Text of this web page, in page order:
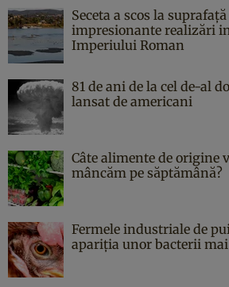
Seceta a scos la
impresionante realizări
Imperiului Roman
81 de ani de la cel de-al
lansat de americani
Câte alimente de origine
mâncăm pe săptămână?
Fermele industriale de
apariția unor bacterii